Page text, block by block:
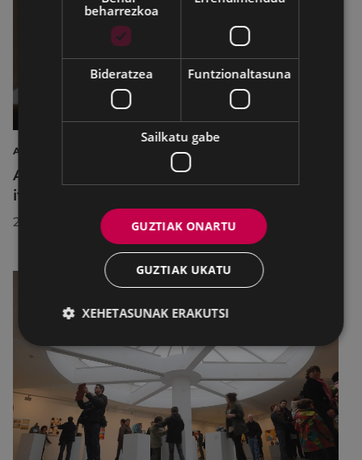
AIRE LIBREKO ZINEMA
Aire libreko abuztuko zinema Untzagara
itzuliko da lau proiekziorekin
2026/07/22
beharrezkoa
Bideratzea Funtzionaltasuna
Sailkatu gabe
GUZTIAK ONARTU
GUZTIAK UKATU
XEHETASUNAK ERAKUTSI